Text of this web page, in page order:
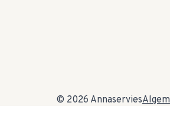
© 2026 Annaservies